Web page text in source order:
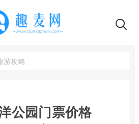
游攻略
公园门票价格